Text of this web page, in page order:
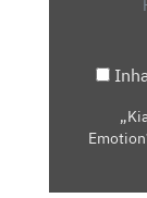
TEST/
AUTO